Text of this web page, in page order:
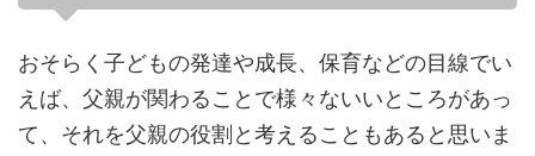
おそらく子どもの発達や成長、保育などの目線でい
えば、父親が関わることで様々ないいところがあっ
て、それを父親の役割と考えることもあると思いま